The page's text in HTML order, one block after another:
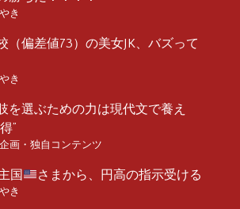
き
（偏差値73）の美女JK、バズって
き
を選ぶための力は現代文で養え
”
画・独自コンテンツ
国 さまから、円高の指示受ける
き